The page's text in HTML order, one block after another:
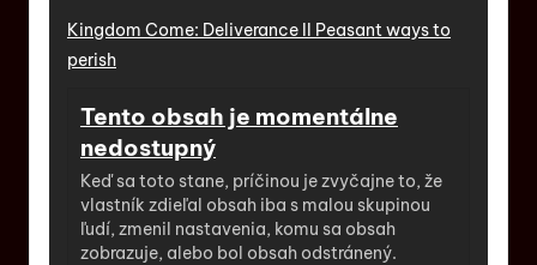
Kingdom Come: Deliverance II Peasant ways to
perish
Tento obsah je momentálne
nedostupný
Keď sa toto stane, príčinou je zvyčajne to, že
vlastník zdieľal obsah iba s malou skupinou
ľudí, zmenil nastavenia, komu sa obsah
zobrazuje, alebo bol obsah odstránený.